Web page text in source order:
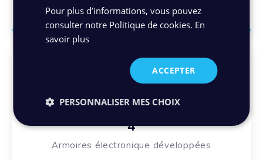
4
Armoires électronique développées
Pour plus d’informations, vous pouvez
consulter notre Politique de cookies. En
savoir plus
ACCEPTER
PERSONNALISER MES CHOIX